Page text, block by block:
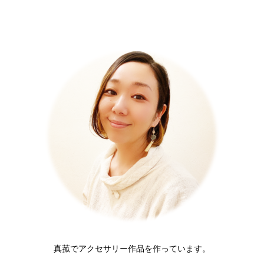
真菰でアクセサリー作品を作っています。